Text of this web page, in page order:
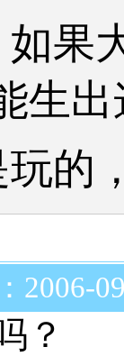
果
生
的
2006-
？